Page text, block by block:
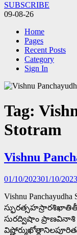
content
(Press
SUBSCRIBE
09-08-26
Home
Pages
Recent Posts
Category
Sign In
Tag:
Stotram
Vishnu
01/10/202301/10/2023
Vishnu
సురద్విషాం ప్రాణవినాశి